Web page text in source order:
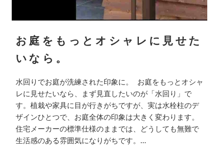
お庭をもっとオシャレに見せた
いなら。
水回りでお庭が洗練された印象に。 お庭をもっとオシャ
レに見せたいなら、まず見直したいのが「水回り」で
す。植栽や家具に目が行きがちですが、実は水栓柱のデ
ザインひとつで、お庭全体の印象は大きく変わります。
住宅メーカーの標準仕様のままでは、どうしても無難で
生活感のある雰囲気になりがちです。...